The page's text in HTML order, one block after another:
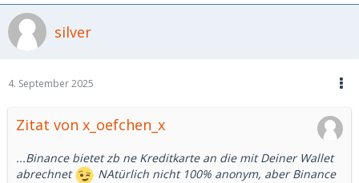
silver
4. September 2025
Zitat von x_oefchen_x
...Binance bietet zb ne Kreditkarte an die mit Deiner Wallet
abrechnet
NAtürlich nicht 100% anonym, aber Binance